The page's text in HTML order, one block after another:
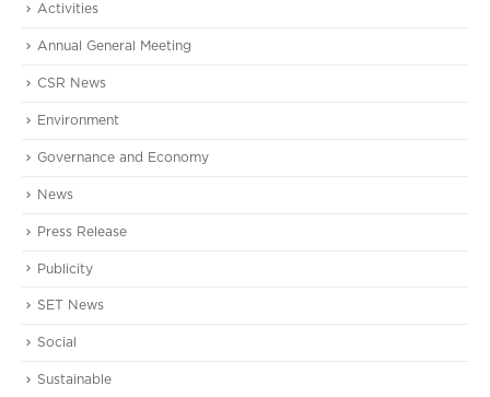
Activities
Annual General Meeting
CSR News
Environment
Governance and Economy
News
Press Release
Publicity
SET News
Social
Sustainable